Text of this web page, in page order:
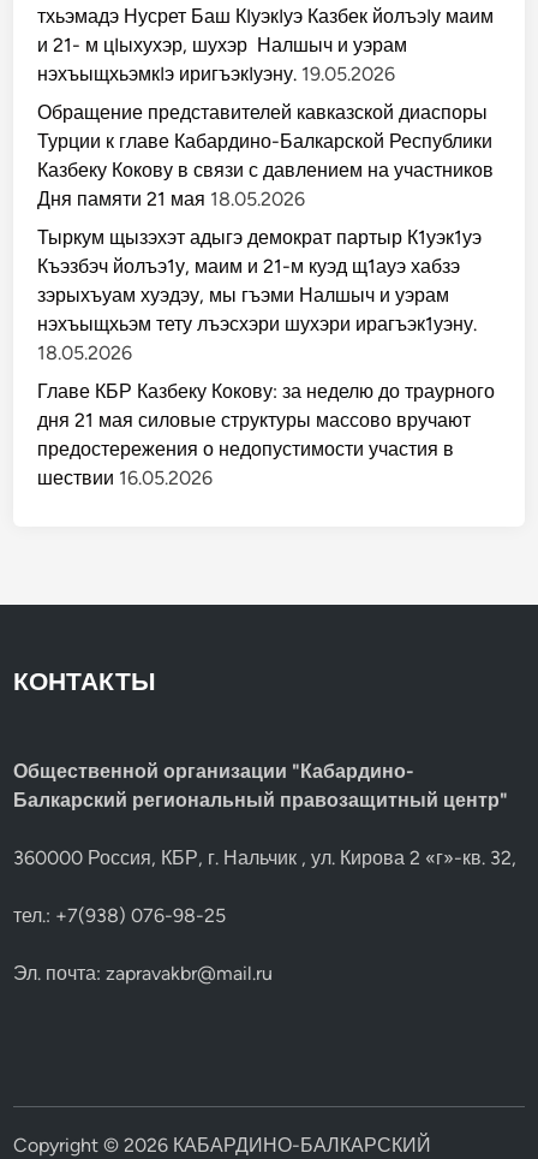
тхьэмадэ Нусрет Баш КIуэкIуэ Казбек йолъэIу маим
и 21- м цIыхухэр, шухэр Налшыч и уэрам
нэхъыщхьэмкIэ иригъэкIуэну. 19.05.2026
Обращение представителей кавказской диаспоры
Турции к главе Кабардино-Балкарской Республики
Казбеку Кокову в связи с давлением на участников
Дня памяти 21 мая 18.05.2026
Тыркум щызэхэт адыгэ демократ партыр К1уэк1уэ
Къэзбэч йолъэ1у, маим и 21-м куэд щ1ауэ хабзэ
зэрыхъуам хуэдэу, мы гъэми Налшыч и уэрам
нэхъыщхьэм тету лъэсхэри шухэри ирагъэк1уэну.
18.05.2026
Главе КБР Казбеку Кокову: за неделю до траурного
дня 21 мая силовые структуры массово вручают
предостережения о недопустимости участия в
шествии 16.05.2026
КОНТАКТЫ
Общественной организации "Кабардино-
Балкарский региональный правозащитный центр"
360000 Россия, КБР, г. Нальчик , ул. Кирова 2 «г»-кв. 32,
тел.: +7(938) 076-98-25
Эл. почта:zapravakbr@mail.ru
Copyright © 2026 КАБАРДИНО-БАЛКАРСКИЙ